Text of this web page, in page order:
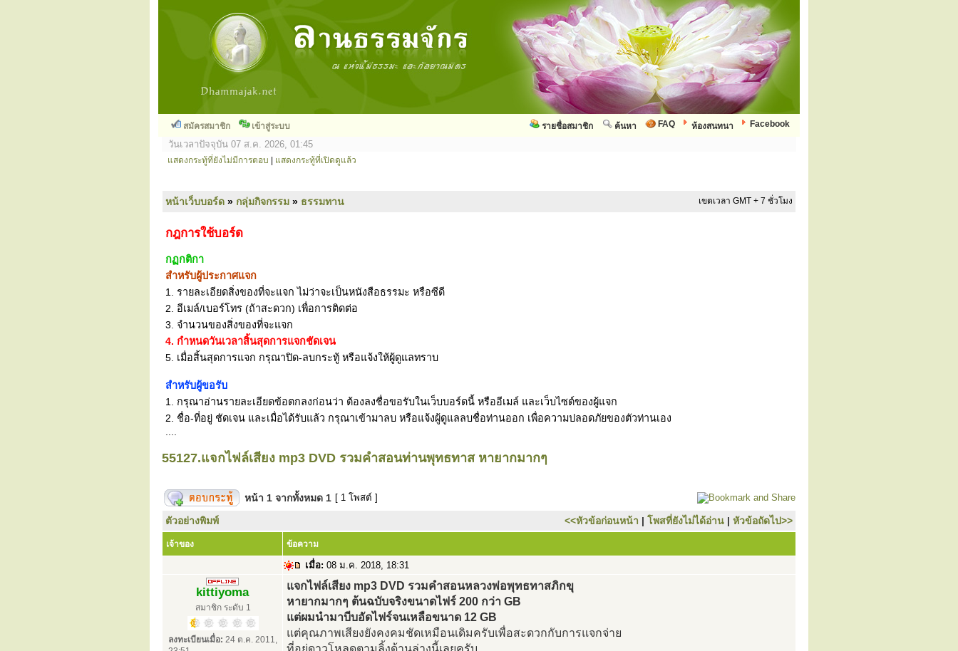
สมัครสมาชิก เข้าสู่ระบบ Facebook
ห้องสนทนา
FAQ
ค้นหา
รายชื่อสมาชิก
วันเวลาปัจจุบัน 07 ส.ค. 2026, 01:45
แสดงกระทู้ที่ยังไม่มีการตอบ แสดงกระทู้ที่เปิดดูแล้ว
หน้าเว็บบอร์ด » กลุ่มกิจกรรม » ธรรมทาน เขตเวลา GMT + 7 ชั่วโมง
กฎการใช้บอร์ด
กฏกติกา
สำหรับผู้ประกาศแจก
1. รายละเอียดสิ่งของที่จะแจก ไม่ว่าจะเป็นหนังสือธรรมะ หรือซีดี
2. อีเมล์/เบอร์โทร (ถ้าสะดวก) เพื่อการติดต่อ
3. จำนวนของสิ่งของที่จะแจก
4. กำหนดวันเวลาสิ้นสุดการแจกชัดเจน
5. เมื่อสิ้นสุดการแจก กรุณาปิด-ลบกระทู้ หรือแจ้งให้ผู้ดูแลทราบ
สำหรับผู้ขอรับ
1. กรุณาอ่านรายละเอียดข้อตกลงก่อนว่า ต้องลงชื่อขอรับในเว็บบอร์ดนี้ หรืออีเมล์ และเว็บไซต์ของผู้แจก
2. ชื่อ-ที่อยู่ ชัดเจน และเมื่อได้รับแล้ว กรุณาเข้ามาลบ หรือแจ้งผู้ดูแลลบชื่อท่านออก เพื่อความปลอดภัยของตัวท่านเอง
55127.แจกไฟล์เสียง mp3 DVD รวมคำสอนท่านพุทธทาส หายากมากๆ
หน้า 1 จากทั้งหมด 1 [ 1 โพสต์ ]
ตัวอย่างพิมพ์ <<หัวข้อก่อนหน้า | โพสที่ยังไม่ได้อ่าน | หัวข้อถัดไป>>
เจ้าของ ข้อความ
เมื่อ: 08 ม.ค. 2018, 18:31
kittiyoma
สมาชิก ระดับ 1
ลงทะเบียนเมื่อ: 24 ต.ค. 2011,
แจกไฟล์เสียง mp3 DVD รวมคำสอนหลวงพ่อพุทธทาสภิกขุ
หายากมากๆ ต้นฉบับจริงขนาดไฟร์ 200 กว่า GB
แต่ผมนำมาบีบอัดไฟร์จนเหลือขนาด 12 GB
แต่คุณภาพเสียงยังคงคมชัดเหมือนเดิมครับเพื่อสะดวกกับการแจกจ่าย
ที่อยู่ดาวโหลดตามลิ้งด้านล่างนี้เลยครับ